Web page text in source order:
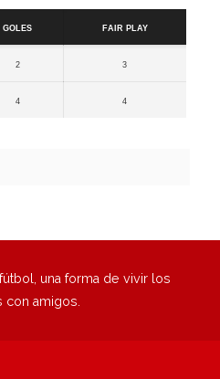
Goles Fair Play
2 3
4 4
una forma de vivir los
con amigos.